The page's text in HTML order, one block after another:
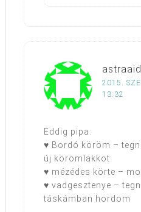
2015.
13:32
Eddig pipa:
♥ Bordó köröm –
új körömlakkot
♥ mézédes körte –
♥ vadgesztenye –
táskámban hordom